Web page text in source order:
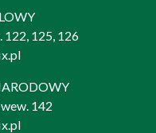
122, 125, 126
wew. 142